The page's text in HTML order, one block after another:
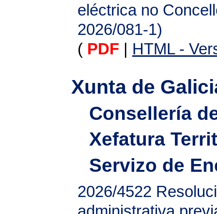
eléctrica no
2026/081-1)
( PDF HTML -
Xunta de
Consellería
Xefatura
Servizo de
2026/4522